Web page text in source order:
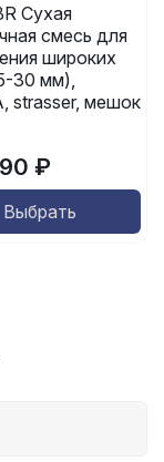
Сухая
смесь для
широких
30 мм),
strasser, мешок
₽
Выбрать